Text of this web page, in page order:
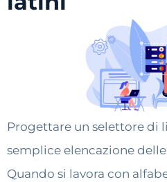
Progettare un selettore di
semplice elencazione
Quando si lavora con